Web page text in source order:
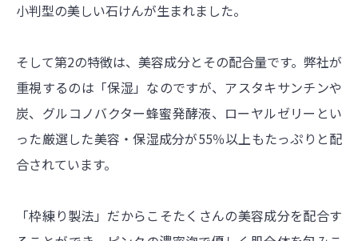
小判型の美しい石けんが生まれました。
そして第2の特徴は、美容成分とその配合量です。弊社が
重視するのは「保湿」なのですが、アスタキサンチンや
炭、グルコノバクター蜂蜜発酵液、ローヤルゼリーとい
った厳選した美容・保湿成分が55％以上もたっぷりと配
合されています。
「枠練り製法」だからこそたくさんの美容成分を配合す